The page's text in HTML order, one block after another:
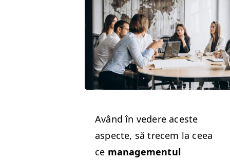
Având în vedere aces­te
aspecte, să tre­cem la ceea
ce man­age­men­tul